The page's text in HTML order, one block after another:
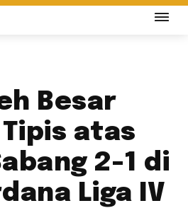
Besar
atas
2-1 di
Liga IV